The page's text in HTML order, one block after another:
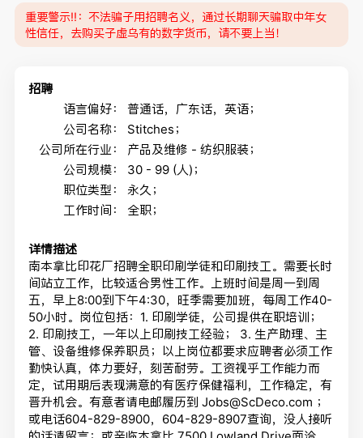
重要警示‼️：不法骗子用招聘名义，通过长期聊天骗取中年女
性信任，去购买子虚乌有的数字货币，请不要上当！
招聘
语言偏好：
普通话，广东话，英语；
公司名称：
Stitches；
公司所在行业：
产品及维修 - 纺织服装；
公司规模：
30 - 99 (人)；
职位类型：
永久；
工作时间：
全职；
详情描述
南本拿比印花厂招聘全职印刷学徒和印刷技工。需要长时
间站立工作，比较适合男性工作。上班时间是周一到周
五，早上8:00到下午4:30，旺季需要加班，每周工作40-
50小时。岗位包括：1. 印刷学徒，公司提供在职培训；
2. 印刷技工，一年以上印刷技工经验； 3. 生产助理、主
管、设备维修保养职员；以上岗位都要求应聘者必须工作
勤快认真，体力要好，刻苦耐劳。工资视乎工作能力而
定，试用期后表现满意的有医疗保健福利，工作稳定，有
晋升机会。有意者请电邮履历到 Jobs@ScDeco.com ；
或电话604-829-8900，604-829-8907查询，没人接听